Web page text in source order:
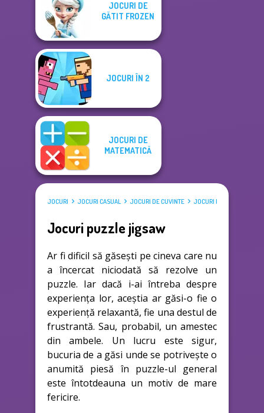
JOCURI DE
GĂTIT FROZEN
JOCURI ÎN 2
JOCURI DE
MATEMATICĂ
JOCURI JOCURI CASUAL JOCURI DE CUVINTE JOCURI PUZZLE JIGSAW
Jocuri puzzle jigsaw
Ar fi dificil să găsești pe cineva care nu
a încercat niciodată să rezolve un
puzzle. Iar dacă i-ai întreba despre
experiența lor, aceștia ar găsi-o fie o
experiență relaxantă, fie una destul de
frustrantă. Sau, probabil, un amestec
din ambele. Un lucru este sigur,
bucuria de a găsi unde se potrivește o
anumită piesă în puzzle-ul general
este întotdeauna un motiv de mare
fericire.